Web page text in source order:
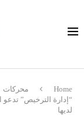
Home
محركات
“إدارة الترخيص” تدعو
لديها